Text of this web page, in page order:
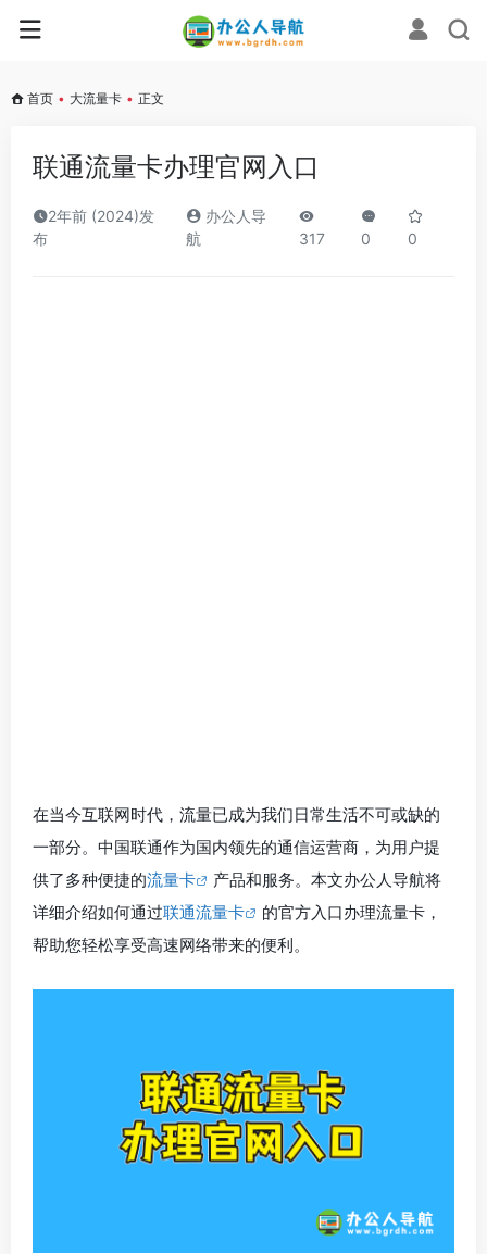
首页 • 大流量卡 • 正文
联通流量卡办理官网入口
2年前 (2024)发
布
办公人导
航
317 0 0
在当今互联网时代，流量已成为我们日常生活不可或缺的
一部分。中国联通作为国内领先的通信运营商，为用户提
供了多种便捷的流量卡
产品和服务。本文办公人导航将
详细介绍如何通过联通流量卡
的官方入口办理流量卡，
帮助您轻松享受高速网络带来的便利。